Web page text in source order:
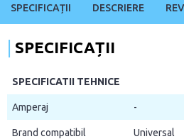
SPECIFICAȚII DESCRIERE
SPECIFICAȚII
SPECIFICATII TEHNICE
Amperaj -
Brand compatibil Universal